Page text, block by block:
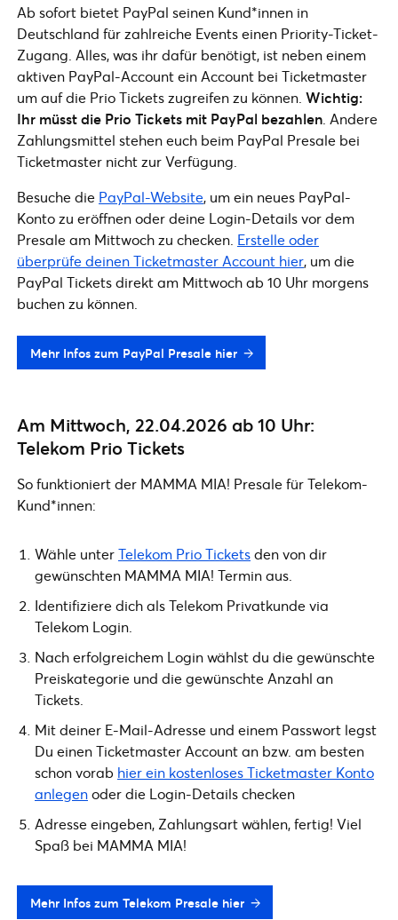
Ab sofort bietet PayPal seinen Kund*innen in
Deutschland für zahlreiche Events einen Priority-Ticket-
Zugang. Alles, was ihr dafür benötigt, ist neben einem
aktiven PayPal-Account ein Account bei Ticketmaster
um auf die Prio Tickets zugreifen zu können. Wichtig:
Ihr müsst die Prio Tickets mit PayPal bezahlen . Andere
Zahlungsmittel stehen euch beim PayPal Presale bei
Ticketmaster nicht zur Verfügung.
Besuche die PayPal-Website, um ein neues PayPal-
Konto zu eröffnen oder deine Login-Details vor dem
Presale am Mittwoch zu checken. Erstelle oder
überprüfe deinen Ticketmaster Account hier, um die
PayPal Tickets direkt am Mittwoch ab 10 Uhr morgens
buchen zu können.
Mehr Infos zum PayPal Presale hier
Am Mittwoch, 22.04.2026 ab 10 Uhr:
Telekom Prio Tickets
So funktioniert der MAMMA MIA! Presale für Telekom-
Kund*innen:
Wähle unterTelekom Prio Ticketsden von dir
gewünschten MAMMA MIA! Termin aus.
Identifiziere dich als Telekom Privatkunde via
Telekom Login.
Nach erfolgreichem Login wählst du die gewünschte
Preiskategorie und die gewünschte Anzahl an
Tickets.
Mit deiner E-Mail-Adresse und einem Passwort legst
Du einen Ticketmaster Account an bzw. am besten
schon vorab hier ein kostenloses Ticketmaster Konto
anlegenoder die Login-Details checken
Adresse eingeben, Zahlungsart wählen, fertig! Viel
Spaß bei MAMMA MIA!
Mehr Infos zum Telekom Presale hier